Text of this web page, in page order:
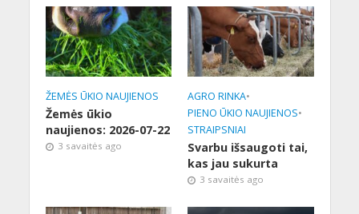
ŽEMĖS ŪKIO NAUJIENOS
Žemės ūkio
naujienos: 2026-07-22
3 savaitės ago
AGRO RINKA•
PIENO ŪKIO NAUJIENOS•
STRAIPSNIAI
Svarbu išsaugoti tai,
kas jau sukurta
3 savaitės ago